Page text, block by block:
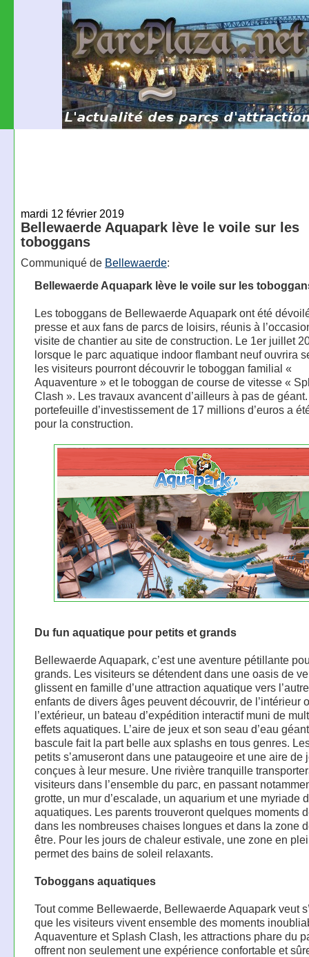
mardi 12 février 2019
Bellewaerde Aquapark lève le voile sur les
toboggans
Communiqué de Bellewaerde:
Bellewaerde Aquapark lève le voile sur les
Les toboggans de Bellewaerde Aquapark ont été
presse et aux fans de parcs de loisirs, réunis à
visite de chantier au site de construction. Le 1er juillet
lorsque le parc aquatique indoor flambant neuf ouvrira
les visiteurs pourront découvrir le toboggan familial «
Aquaventure » et le toboggan de course de vitesse «
Clash ». Les travaux avancent d’ailleurs à pas de
portefeuille d’investissement de 17 millions d’euros a
pour la construction.
Du fun aquatique pour petits et grands
Bellewaerde Aquapark, c’est une aventure pétillante
grands. Les visiteurs se détendent dans une oasis de
glissent en famille d’une attraction aquatique vers
enfants de divers âges peuvent découvrir, de l’intérieur
l’extérieur, un bateau d’expédition interactif muni de
effets aquatiques. L’aire de jeux et son seau d’eau
bascule fait la part belle aux splashs en tous genres.
petits s’amuseront dans une pataugeoire et une aire de
conçues à leur mesure. Une rivière tranquille
visiteurs dans l’ensemble du parc, en passant
grotte, un mur d’escalade, un aquarium et une myriade
aquatiques. Les parents trouveront quelques moments
dans les nombreuses chaises longues et dans la zone
être. Pour les jours de chaleur estivale, une zone en
permet des bains de soleil relaxants.
Toboggans aquatiques
Tout comme Bellewaerde, Bellewaerde Aquapark veut
que les visiteurs vivent ensemble des moments
Aquaventure et Splash Clash, les attractions phare du
offrent non seulement une expérience confortable et